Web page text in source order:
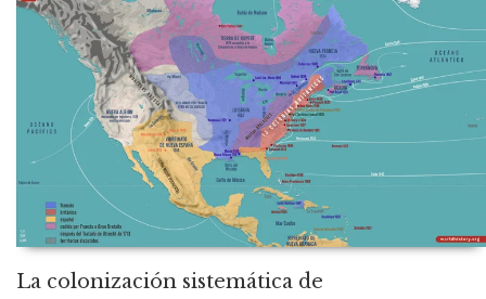
La colonización sistemática de